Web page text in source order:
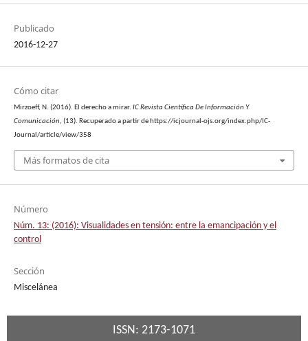
Publicado
2016-12-27
Cómo citar
Mirzoeff, N. (2016). El derecho a mirar. IC Revista Científica De Información Y
Comunicación, (13). Recuperado a partir de https://icjournal-ojs.org/index.php/IC-
Journal/article/view/358
Más formatos de cita
Número
Núm. 13: (2016): Visualidades en tensión: entre la emancipación y el
control
Sección
Miscelánea
ISSN: 2173-1071